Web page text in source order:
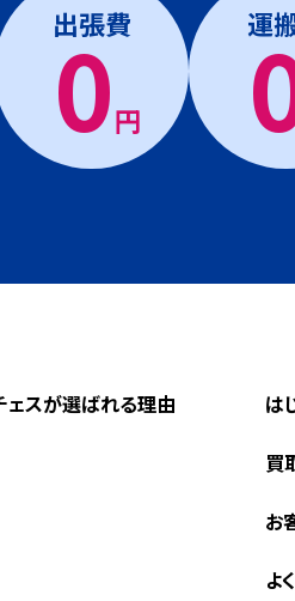
出張費
0円
運
ェスが選ばれる理由 は
買
お
よ